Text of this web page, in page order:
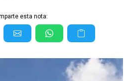
esta nota: